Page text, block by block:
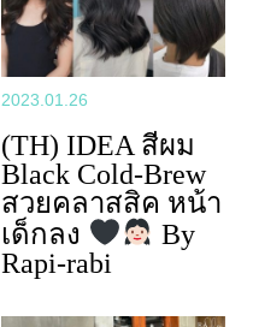
2023.01.26
(TH) IDEA สีผม
Black Cold-Brew
สวยคลาสสิค หน้า
เด็กลง
By
Rapi-rabi